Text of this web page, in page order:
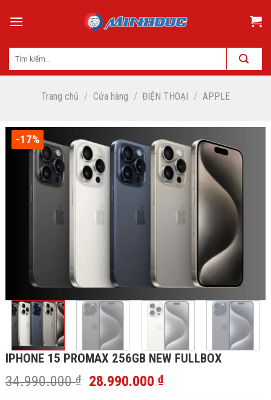
Trang chủ / Cửa hàng / ĐIỆN THOẠI / APPLE
-17%
IPHONE 15 PROMAX 256GB NEW FULLBOX
34.990.000₫
Giá
28.990.000₫Giá